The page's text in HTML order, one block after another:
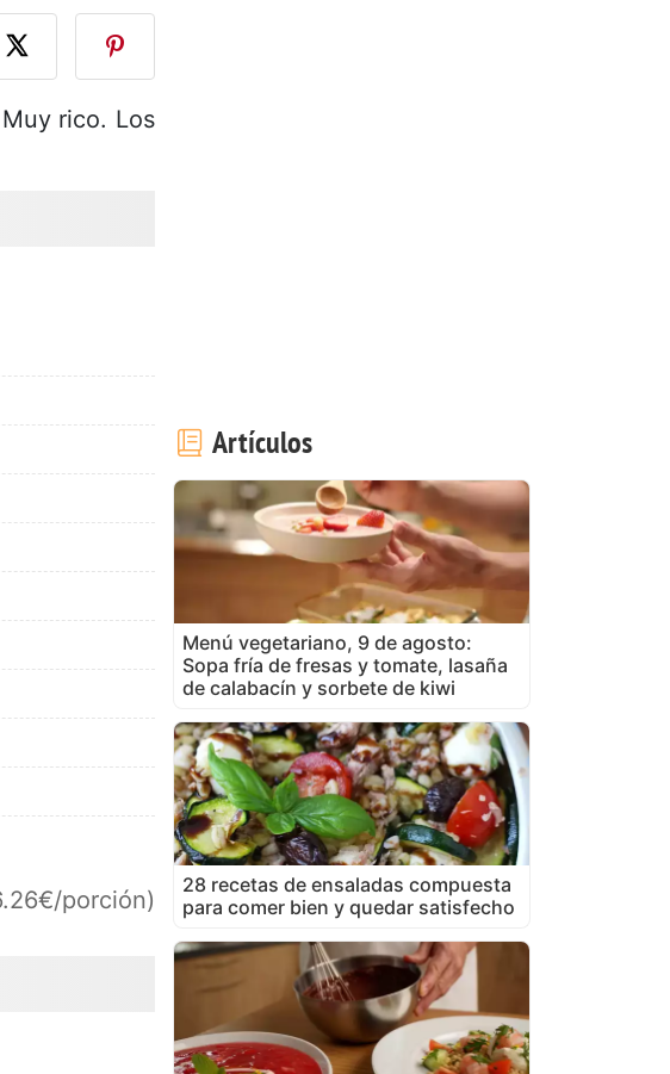
rico. Los
porción)
Artículos
Menú vegetariano, 9 de agosto:
Sopa fría de fresas y tomate, lasaña
de calabacín y sorbete de kiwi
28 recetas de ensaladas compuesta
para comer bien y quedar satisfecho